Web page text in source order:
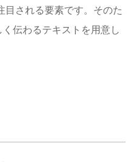
書き方
ズ）を変える書き方
目される要素です。そのた
伝わるテキストを用意し